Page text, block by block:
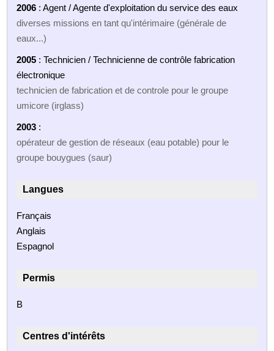
2006 : Agent / Agente d'exploitation du service des eaux
diverses missions en tant qu'intérimaire (générale de
eaux...)
2005 : Technicien / Technicienne de contrôle fabrication
électronique
technicien de fabrication et de controle pour le groupe
umicore (irglass)
2003 :
opérateur de gestion de réseaux (eau potable) pour le
groupe bouygues (saur)
Langues
Français
Anglais
Espagnol
Permis
B
Centres d'intérêts